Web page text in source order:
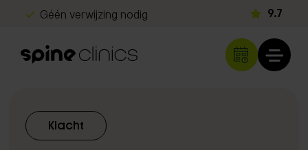
Géén verwijzing nodig
Snel herstel
9.7
Klachten
Rug- en nekklachten
Klacht